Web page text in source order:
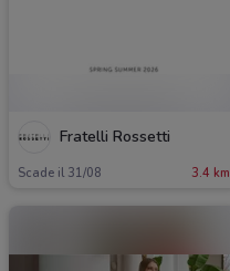
Fratelli Rossetti
Scade il 31/08 3.4 km